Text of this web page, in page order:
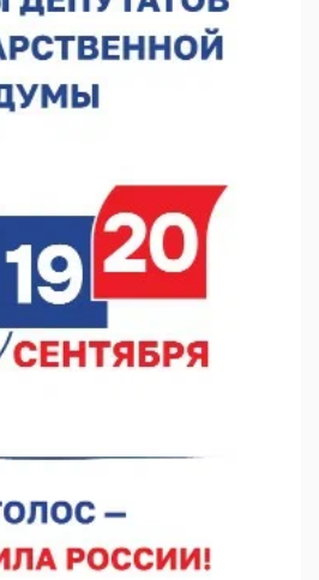
всю ночь... На Нижневолжской
забег
выполнили трансоральную
железе
прошли обучение для соцконтракта